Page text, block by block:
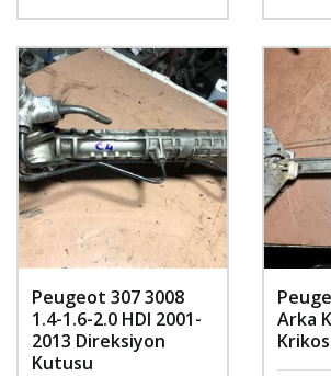
Peugeot 307 3008
1.4-1.6-2.0 HDI 2001-
2013 Direksiyon
Kutusu
Arka